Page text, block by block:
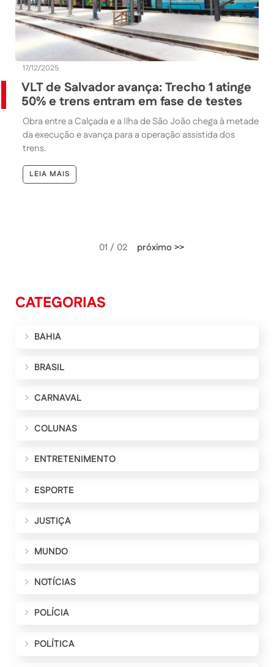
17/12/2025
VLT de Salvador avança: Trecho 1 atinge
50% e trens entram em fase de testes
Obra entre a Calçada e a Ilha de São João chega à metade
da execução e avança para a operação assistida dos
trens.
LEIA MAIS
01 / 02 próximo >>
CATEGORIAS
BAHIA
BRASIL
CARNAVAL
COLUNAS
ENTRETENIMENTO
ESPORTE
JUSTIÇA
MUNDO
NOTÍCIAS
POLÍCIA
POLÍTICA